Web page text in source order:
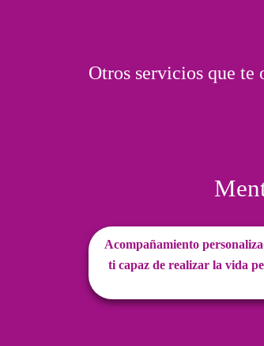
Otros servicios que te
Acompañamiento
ti capaz de realizar la vida